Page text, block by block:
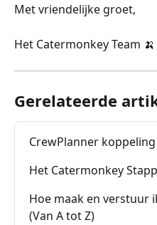
Met vriendelijke groet,
Het Catermonkey Team 🍌
Gerelateerde
CrewPlanner koppeling
Het Catermonkey
Hoe maak en verstuur
(Van A tot Z)